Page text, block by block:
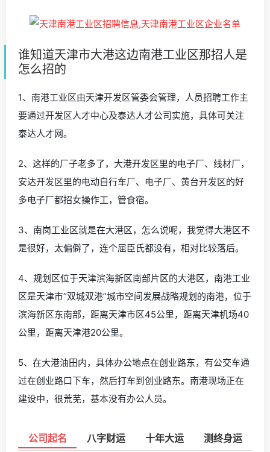
谁知道天津市大港这边南港工业区那招人是
怎么招的
1、南港工业区由天津开发区管委会管理，人员招聘工作主
要通过开发区人才中心及泰达人才公司实施，具体可关注
泰达人才网。
2、这样的厂子老多了，大港开发区里的电子厂、线材厂，
安达开发区里的电动自行车厂、电子厂、黄台开发区的好
多电子厂都招女操作工，管食宿。
3、南岗工业区就是在大港区，怎么说呢，我觉得大港区不
是很好，太偏僻了，连个屈臣氏都没有，相对比较落后。
4、规划区位于天津滨海新区南部片区的大港区，南港工业
区是天津市“双城双港”城市空间发展战略规划的南港，位于
滨海新区东南部，距离天津市区45公里，距离天津机场40
公里，距离天津港20公里。
5、在大港油田内，具体办公地点在创业路东，有公交车通
过在创业路口下车，然后打车到创业路东。南港现场正在
建设中，很荒芜，基本没有办公人员。
公司起名 八字财运 十年大运 测终身运